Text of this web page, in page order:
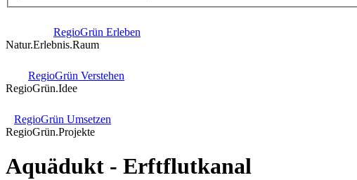
RegioGrün Erleben
Natur.Erlebnis.Raum
RegioGrün Verstehen
RegioGrün.Idee
RegioGrün Umsetzen
RegioGrün.Projekte
Aquädukt - Erftflutkanal